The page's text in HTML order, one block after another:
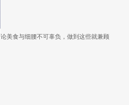
论美食与细腰不可辜负，做到这些就兼顾